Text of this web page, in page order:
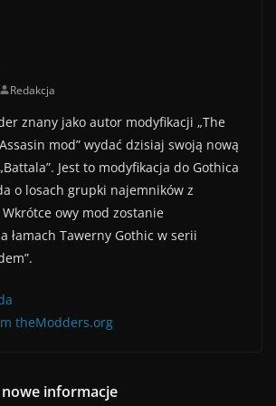
Redakcja
znany jako autor modyfikacji „The
mod” wydać dzisiaj swoją nową
Jest to modyfikacja do Gothica
o losach grupki najemników z
owy mod zostanie
łamach Tawerny Gothic w serii
theModders.org
informacje